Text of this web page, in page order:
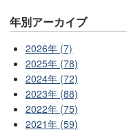
年別アーカイブ
2026年 (7)
2025年 (78)
2024年 (72)
2023年 (88)
2022年 (75)
2021年 (59)